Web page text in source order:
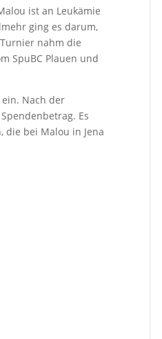
ist an Leukämie
ging es darum,
nahm die
SpuBC Plauen und
Nach der
Es
die bei Malou in Jena